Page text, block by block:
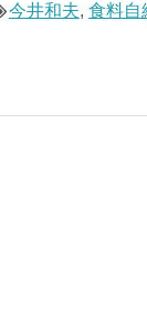
今井和夫, 食料自